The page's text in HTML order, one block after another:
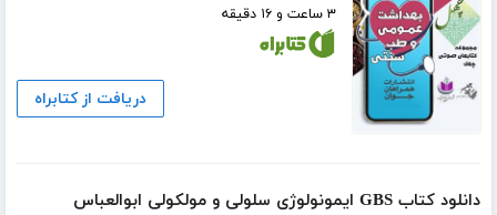
۳ ساعت و ۱۶ دقیقه
دریافت از کتابراه
دانلود کتاب GBS ایمونولوژی سلولی و مولکولی ابوالعباس